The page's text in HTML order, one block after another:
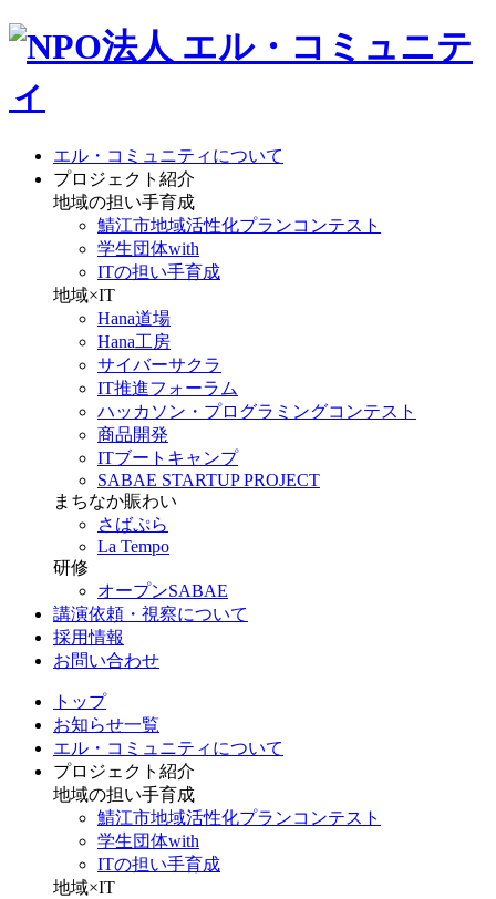
エル・コミュニティについて
プロジェクト紹介
地域の担い手育成
鯖江市地域活性化プランコンテスト
学生団体with
ITの担い手育成
地域×IT
Hana道場
Hana工房
サイバーサクラ
IT推進フォーラム
ハッカソン・プログラミングコンテスト
商品開発
ITブートキャンプ
SABAE STARTUP PROJECT
まちなか賑わい
さばぷら
La Tempo
研修
オープンSABAE
講演依頼・視察について
採用情報
お問い合わせ
トップ
お知らせ一覧
エル・コミュニティについて
プロジェクト紹介
地域の担い手育成
鯖江市地域活性化プランコンテスト
学生団体with
ITの担い手育成
地域×IT